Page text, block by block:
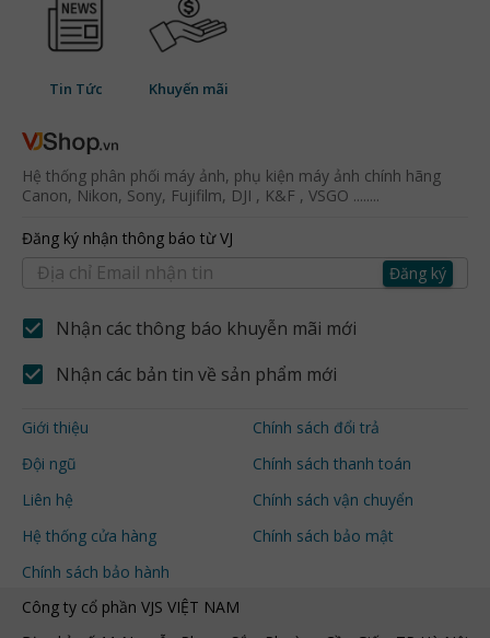
Tin Tức Khuyến mãi
Hệ thống phân phối máy ảnh, phụ kiện máy ảnh chính hãng
Canon, Nikon, Sony, Fujifilm, DJI , K&F , VSGO ........
Đăng ký nhận thông báo từ VJ
Đăng ký
Nhận các thông báo khuyễn mãi mới
Nhận các bản tin về sản phẩm mới
Giới thiệu
Đội ngũ
Liên hệ
Hệ thống cửa hàng
Chính sách bảo hành
Chính sách đổi trả
Chính sách thanh toán
Chính sách vận chuyển
Chính sách bảo mật
Công ty cổ phần VJS VIỆT NAM